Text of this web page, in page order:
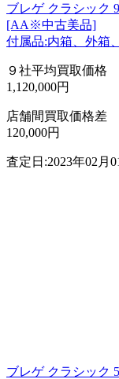
ブレゲ クラシック
[AA※中古美品]
付属品:内箱、外箱
９社平均買取価格
1,120,000円
店舗間買取価格差
120,000円
査定日:2023年02月
ブレゲ クラシック